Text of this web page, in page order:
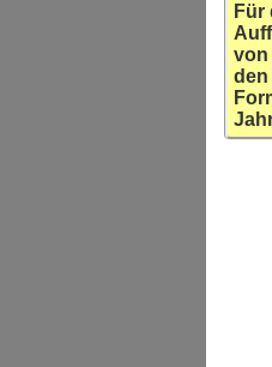
Für
von
den